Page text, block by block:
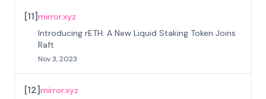
[11]mirror.xyz
Introducing rETH: A New Liquid Staking Token Joins
Raft
Nov 3, 2023
[12]mirror.xyz